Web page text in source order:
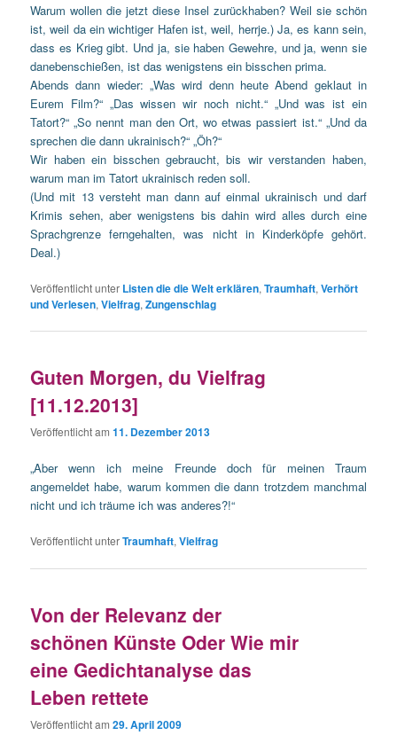
Warum wollen die jetzt diese Insel zurückhaben? Weil sie schön
ist, weil da ein wichtiger Hafen ist, weil, herrje.) Ja, es kann sein,
dass es Krieg gibt. Und ja, sie haben Gewehre, und ja, wenn sie
danebenschießen, ist das wenigstens ein bisschen prima.
Abends dann wieder: „Was wird denn heute Abend geklaut in
Eurem Film?“ „Das wissen wir noch nicht.“ „Und was ist ein
Tatort?“ „So nennt man den Ort, wo etwas passiert ist.“ „Und da
sprechen die dann ukrainisch?“ „Öh?“
Wir haben ein bisschen gebraucht, bis wir verstanden haben,
warum man im Tatort ukrainisch reden soll.
(Und mit 13 versteht man dann auf einmal ukrainisch und darf
Krimis sehen, aber wenigstens bis dahin wird alles durch eine
Sprachgrenze ferngehalten, was nicht in Kinderköpfe gehört.
Deal.)
Veröffentlicht unter Listen die die Welt erklären,Traumhaft,Verhört
und Verlesen,Vielfrag,Zungenschlag
Guten Morgen, du Vielfrag
[11.12.2013]
Veröffentlicht am11. Dezember 2013
„Aber wenn ich meine Freunde doch für meinen Traum
angemeldet habe, warum kommen die dann trotzdem manchmal
nicht und ich träume ich was anderes?!“
Veröffentlicht unterTraumhaft,Vielfrag
Von der Relevanz der
schönen Künste Oder Wie mir
eine Gedichtanalyse das
Leben rettete
Veröffentlicht am29. April 2009